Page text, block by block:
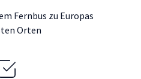
Fernbus zu Europas
Orten